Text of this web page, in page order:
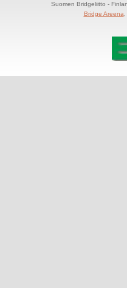
Suomen Bridgeliitto -
Bridge Areena